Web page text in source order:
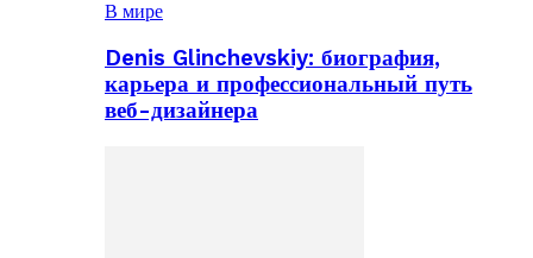
В мире
Denis Glinchevskiy: биография,
карьера и профессиональный путь
веб-дизайнера